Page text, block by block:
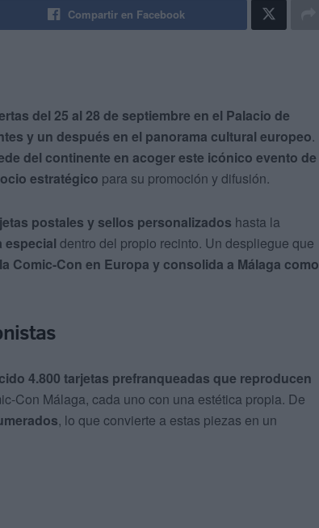
Compartir en Facebook
del 25 al 28 de septiembre en el Palacio de
y un después en el panorama cultural europeo.
del continente en acoger este icónico evento de
estratégico para su promoción y difusión.
postales y sellos personalizados hasta la
especial dentro del propio recinto. Un despliegue que
Comic-Con en Europa y consolida a Málaga como
4.800 tarjetas prefranqueadas que reproducen
Con Málaga, cada uno con una estética propia. De
, lo que convierte a estas piezas en un